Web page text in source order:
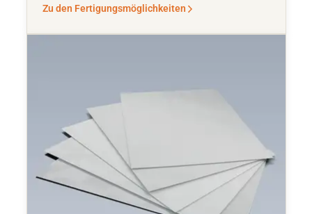
Zu den Fertigungsmöglichkeiten